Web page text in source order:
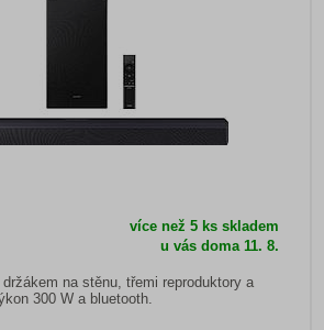
více než 5 ks skladem
u vás doma 11. 8.
na stěnu, třemi reproduktory a
300 W a bluetooth.